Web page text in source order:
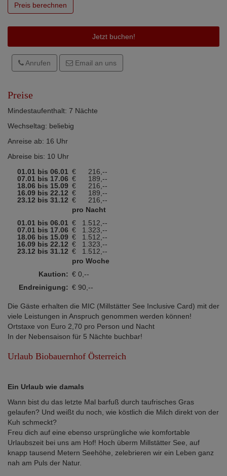
Preis berechnen
Jetzt buchen!
Anrufen Email an uns
Preise
Mindestaufenthalt: 7 Nächte
Wechseltag: beliebig
Anreise ab: 16 Uhr
Abreise bis: 10 Uhr
01.01 bis 06.01 €
216,--
07.01 bis 17.06 €
189,--
18.06 bis 15.09 €
216,--
16.09 bis 22.12 €
189,--
23.12 bis 31.12 €
216,--
pro Nacht
01.01 bis 06.01 €
1.512,--
07.01 bis 17.06 €
1.323,--
18.06 bis 15.09 €
1.512,--
16.09 bis 22.12 €
1.323,--
23.12 bis 31.12 €
1.512,--
pro Woche
Kaution: € 0,--
Endreinigung: € 90,--
Die Gäste erhalten die MIC (Millstätter See Inclusive Card) mit der
viele Leistungen in Anspruch genommen werden können!
Ortstaxe von Euro 2,70 pro Person und Nacht
In der Nebensaison für 5 Nächte buchbar!
Urlaub Biobauernhof Österreich
Ein Urlaub wie damals
Wann bist du das letzte Mal barfuß durch taufrisches Gras
gelaufen? Und weißt du noch, wie köstlich die Milch direkt von der
Kuh schmeckt?
Freu dich auf eine ebenso ursprüngliche wie komfortable
Urlaubszeit bei uns am Hof! Hoch überm Millstätter See, auf
knapp tausend Metern Seehöhe, zelebrieren wir ein Leben ganz
nah am Puls der Natur.